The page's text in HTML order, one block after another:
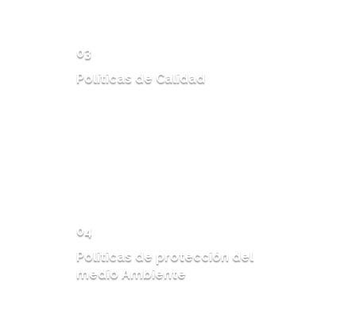
03
Políticas de Calidad
04
Politicas de protección del
medio Ambiente